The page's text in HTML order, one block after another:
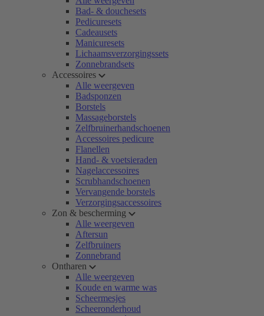
Bad- & douchesets
Pedicuresets
Cadeausets
Manicuresets
Lichaamsverzorgingssets
Zonnebrandsets
Accessoires
Alle weergeven
Badsponzen
Borstels
Massageborstels
Zelfbruinerhandschoenen
Accessoires pedicure
Flanellen
Hand- & voetsieraden
Nagelaccessoires
Scrubhandschoenen
Vervangende borstels
Verzorgingsaccessoires
Zon & bescherming
Alle weergeven
Aftersun
Zelfbruiners
Zonnebrand
Ontharen
Alle weergeven
Koude en warme was
Scheermesjes
Scheeronderhoud